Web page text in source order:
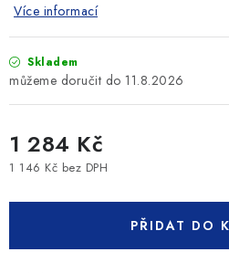
Více informací
Skladem
11.8.2026
1 284 Kč
1 146 Kč bez DPH
PŘIDAT DO